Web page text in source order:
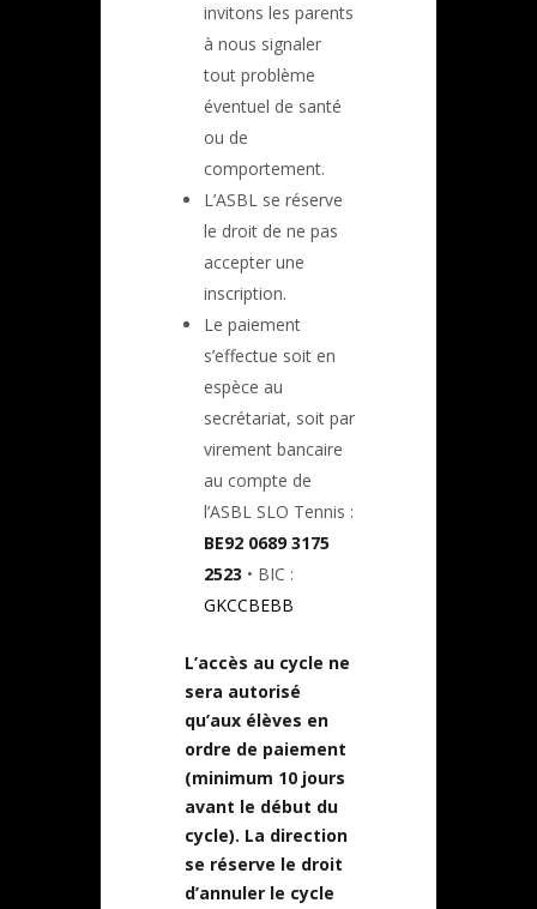
invitons les parents
à nous signaler
tout problème
éventuel de santé
ou de
comportement.
L’ASBL se réserve
le droit de ne pas
accepter une
inscription.
Le paiement
s’effectue soit en
espèce au
secrétariat, soit par
virement bancaire
au compte de
l’ASBL SLO Tennis :
BE92 0689 3175
2523 • BIC :
GKCCBEBB
L’accès au cycle ne
sera autorisé
qu’aux élèves en
ordre de paiement
(minimum 10 jours
avant le début du
cycle). La direction
se réserve le droit
d’annuler le cycle